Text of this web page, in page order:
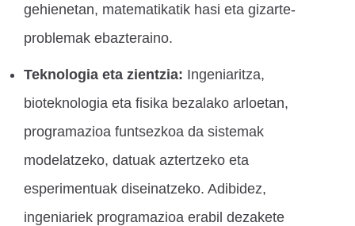
gehienetan, matematikatik hasi eta gizarte-
problemak ebazteraino.
Teknologia eta zientzia: Ingeniaritza,
bioteknologia eta fisika bezalako arloetan,
programazioa funtsezkoa da sistemak
modelatzeko, datuak aztertzeko eta
esperimentuak diseinatzeko. Adibidez,
ingeniariek programazioa erabil dezakete